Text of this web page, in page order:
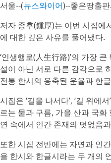
서울--(뉴스와이어)-- 좋은땅출
저자 종후(鍾厚)는 이번 시집에
에 대한 깊은 사유를 풀어냈다.
‘인생행로(人生行路)’의 가장
설이 아닌 서로 다른 감각으로
전통 한시의 응축된 운율과 한
시집은 ‘길을 나서다’, ‘길 위에
르는 물과 구름, 가을 산과 국
연 속에서 인간 존재의 덧없음
또한 시집 전반에는 자연과 인
을 한시와 한글시라는 두 개의